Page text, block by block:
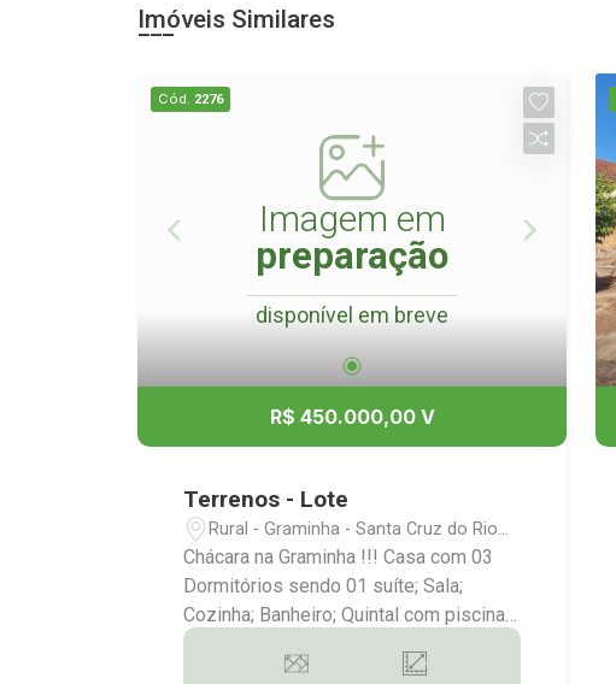
Imóveis Similares
Cód. 2276
Imagem em
preparação
disponível em breve
R$ 450.000,00 V
Terrenos - Lote
Rural - Graminha - Santa Cruz do Rio
Pardo/SP
Chácara na Graminha !!! Casa com 03
Dormitórios sendo 01 suíte; Sala;
Cozinha; Banheiro; Quintal com piscina;
01 Suíte nos fundos; Varanda em fase
de acabamento; Mais Informações: